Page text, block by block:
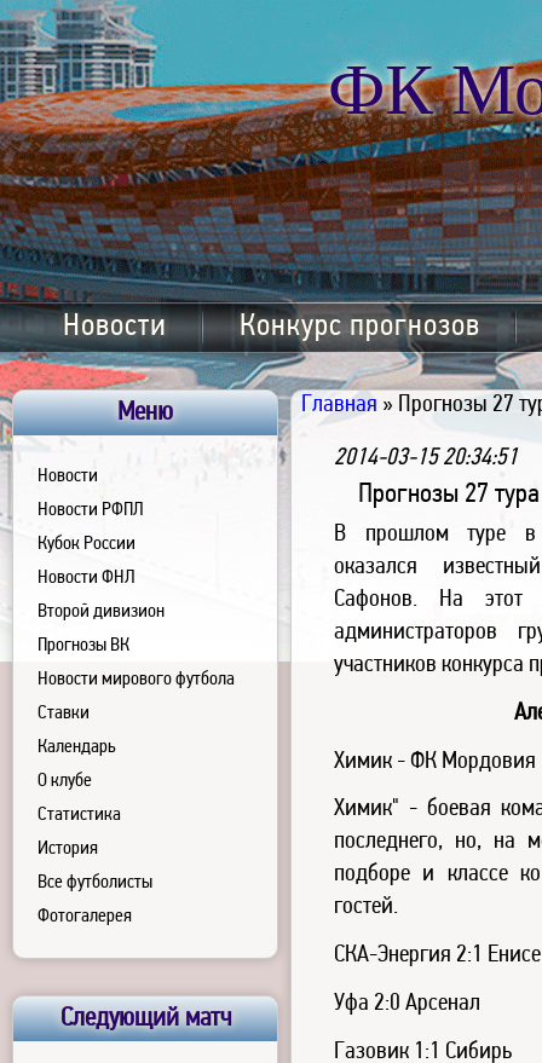
ФК
Новости Конкурс прогнозов
Главная » Прогнозы 27
2014-03-15 20:34:51
Прогнозы 27 тура
В прошлом туре в
оказался
Сафонов. На
администраторов
участников конкурса
Химик - ФК Мордовия
Химик" - боевая
последнего, но, на
подборе и классе
гостей.
СКА-Энергия 2:1
Уфа 2:0 Арсенал
Газовик 1:1 Сибирь
Меню
Новости
Новости РФПЛ
Кубок России
Новости ФНЛ
Второй дивизион
Прогнозы ВК
Новости мирового футбола
Ставки
Календарь
О клубе
Статистика
История
Все футболисты
Фотогалерея
Следующий матч